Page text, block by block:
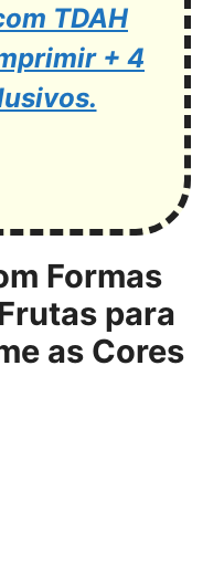
TDAH
+ 4
Formas
para
as Cores